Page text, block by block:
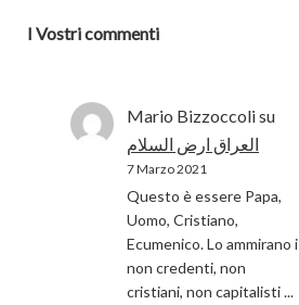
I Vostri commenti
Mario Bizzoccolisu
العراق ارض السلام
7 Marzo 2021
Questo è essere Papa,
Uomo, Cristiano,
Ecumenico. Lo ammirano i
non credenti, non
cristiani, non capitalisti ...